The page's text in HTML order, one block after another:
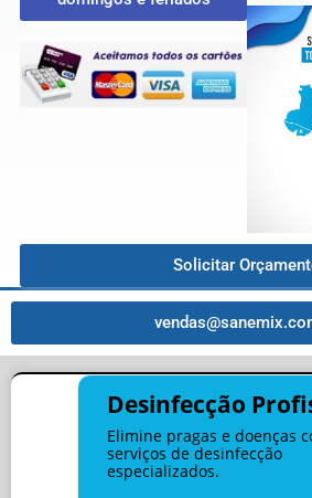
Solicitar
Desinfecção
Elimine pragas e doenças
serviços de desinfecção
especializados.